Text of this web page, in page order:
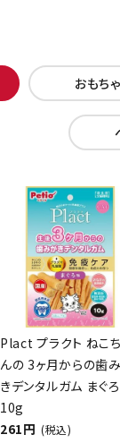
おもちゃ
Plact プラクト ねこ
んの 3ヶ月からの歯
きデンタルガム まぐ
10g
261円 (税込)